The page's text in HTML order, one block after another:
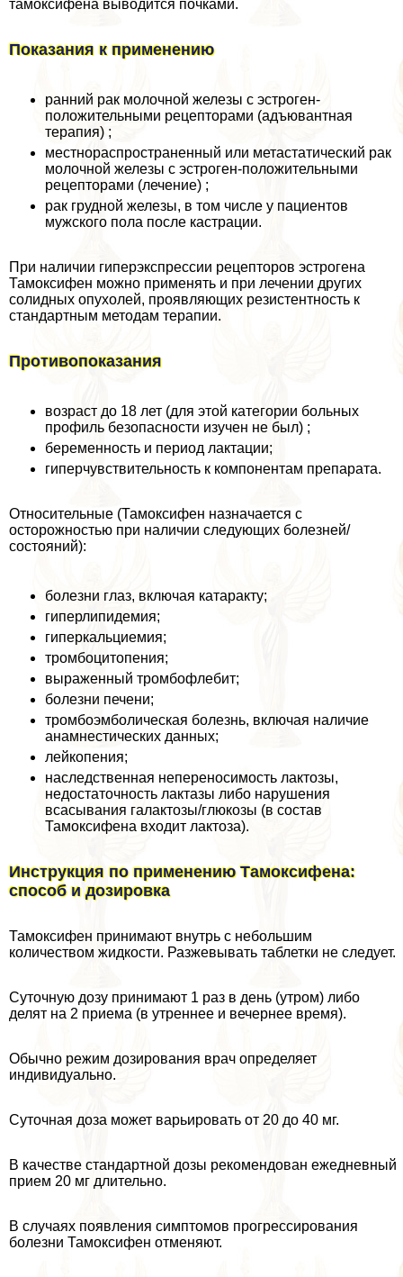
тамоксифена выводится почками.
Показания к применению
ранний paк молочной железы с эстроген-
положительными рецепторами (адъювантная
терапия) ;
местнораспространенный или метастатический paк
молочной железы с эстроген-положительными
рецепторами (лечение) ;
paк грудной железы, в том числе у пациентов
мужского пола после кастрации.
При наличии гиперэкспрессии рецепторов эстрогена
Тамоксифен можно применять и при лечении других
солидных опухолей, проявляющих резистентность к
стандартным методам терапии.
Противопоказания
возраст до 18 лет (для этой категории больных
профиль безопасности изучен не был) ;
беременность и период лактации;
гиперчувствительность к компонентам препарата.
Относительные (Тамоксифен назначается с
осторожностью при наличии следующих болезней/
состояний):
болезни глаз, включая катаpaкту;
гиперлипидемия;
гиперкальциемия;
тромбоцитопения;
выраженный тромбофлебит;
болезни печени;
тромбоэмболическая болезнь, включая наличие
анамнестических данных;
лейкопения;
наследственная непереносимость лактозы,
недостаточность лактазы либо нарушения
всасывания галактозы/глюкозы (в состав
Тамоксифена входит лактоза).
Инструкция по применению Тамоксифена:
способ и дозировка
Тамоксифен принимают внутрь с небольшим
количеством жидкости. Разжевывать таблетки не следует.
Суточную дозу принимают 1 раз в день (утром) либо
делят на 2 приема (в утреннее и вечернее время).
Обычно режим дозирования врач определяет
индивидуально.
Суточная доза может варьировать от 20 до 40 мг.
В качестве стандартной дозы рекомендован ежедневный
прием 20 мг длительно.
В случаях появления симптомов прогрессирования
болезни Тамоксифен отменяют.